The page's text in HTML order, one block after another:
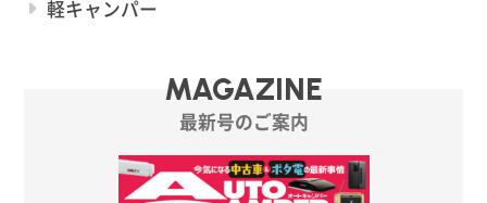
軽キャンパー
MAGAZINE
最新号のご案内